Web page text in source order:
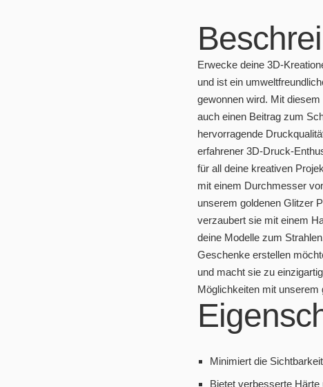
Erwecke deine 3D-
und ist ein
gewonnen wird. Mit
auch einen Beitrag zum
hervorragende
erfahrener 3D-Druck-
für all deine kreativen
mit einem Durchmesser
unserem goldenen Glitzer
verzaubert sie mit einem
deine Modelle zum
Geschenke erstellen
und macht sie zu
Möglichkeiten mit unserem
Minimiert die
Bietet verbesserte